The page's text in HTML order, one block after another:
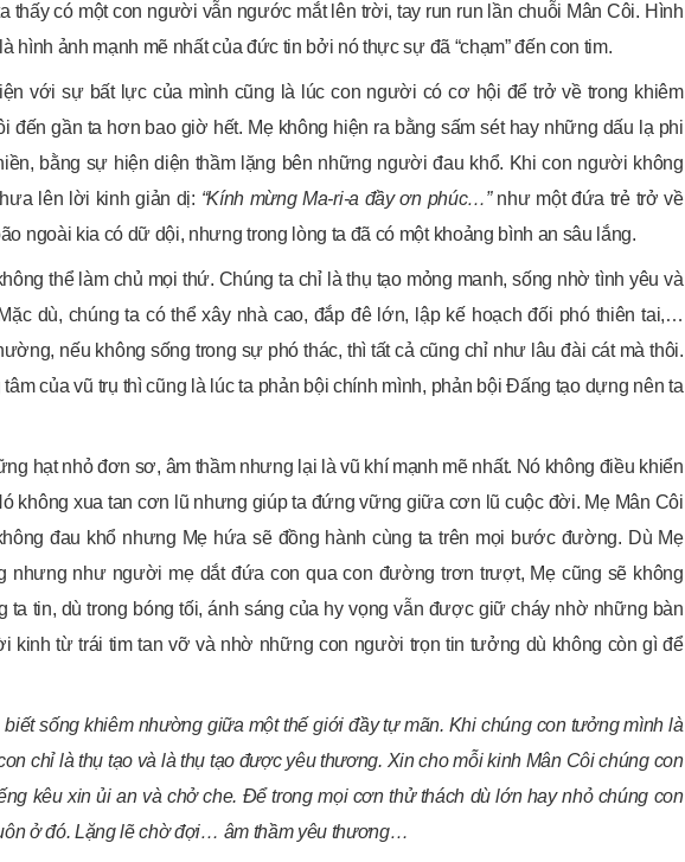
thấy có một con người vẫn ngước mắt lên trời, tay run run lần chuỗi Mân Côi. Hình
hình ảnh mạnh mẽ nhất của đức tin bởi nó thực sự đã “chạm” đến con tim.
với sự bất lực của mình cũng là lúc con người có cơ hội để trở về trong khiêm
đến gần ta hơn bao giờ hết. Mẹ không hiện ra bằng sấm sét hay những dấu lạ phi
bằng sự hiện diện thầm lặng bên những người đau khổ. Khi con người không
lên lời kinh giản dị: “Kính mừng Ma-ri-a đầy ơn phúc…”như một đứa trẻ trở về
ngoài kia có dữ dội, nhưng trong lòng ta đã có một khoảng bình an sâu lắng.
thể làm chủ mọi thứ. Chúng ta chỉ là thụ tạo mỏng manh, sống nhờ tình yêu và
dù, chúng ta có thể xây nhà cao, đắp đê lớn, lập kế hoạch đối phó thiên tai,…
nếu không sống trong sự phó thác, thì tất cả cũng chỉ như lâu đài cát mà thôi.
của vũ trụ thì cũng là lúc ta phản bội chính mình, phản bội Đấng tạo dựng nên ta
hạt nhỏ đơn sơ, âm thầm nhưng lại là vũ khí mạnh mẽ nhất. Nó không điều khiển
không xua tan cơn lũ nhưng giúp ta đứng vững giữa cơn lũ cuộc đời. Mẹ Mân Côi
đau khổ nhưng Mẹ hứa sẽ đồng hành cùng ta trên mọi bước đường. Dù Mẹ
nhưng như người mẹ dắt đứa con qua con đường trơn trượt, Mẹ cũng sẽ không
ta tin, dù trong bóng tối, ánh sáng của hy vọng vẫn được giữ cháy nhờ những bàn
kinh từ trái tim tan vỡ và nhờ những con người trọn tin tưởng dù không còn gì để
sống khiêm nhường giữa một thế giới đầy tự mãn. Khi chúng con tưởng mình là
chỉ là thụ tạo và là thụ tạo được yêu thương. Xin cho mỗikinhMân Côi chúng con
kêu xin ủi an và chở che. Để trong mọi cơnthử thách dù lớn hay nhỏ chúng con
ở đó. Lặng lẽ chờ đợi… âm thầm yêu thương…